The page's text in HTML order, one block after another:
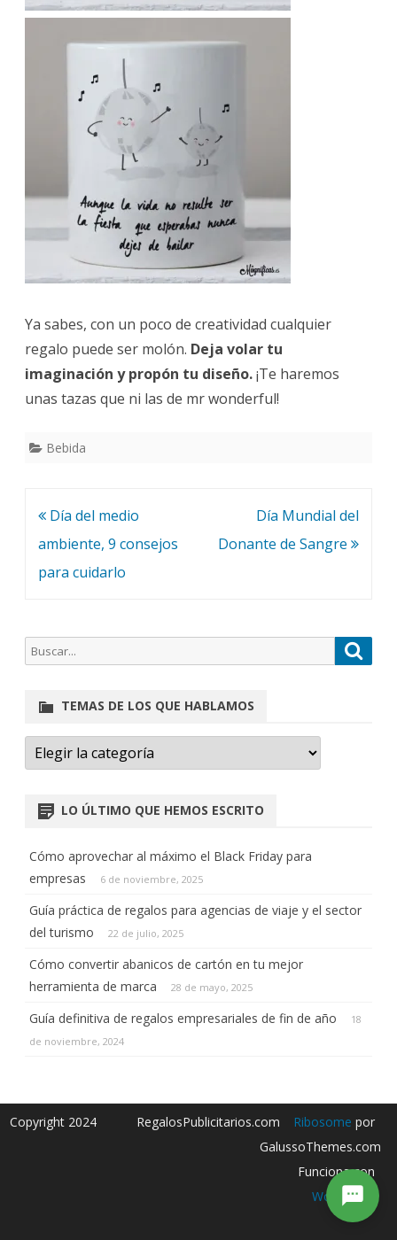
Ya sabes, con un poco de creatividad cualquier
regalo puede ser molón. Deja volar tu
imaginación y propón tu diseño.¡Te haremos
unas tazas que ni las de mr wonderful!
Bebida
Día del medio
ambiente, 9 consejos
para cuidarlo
Día Mundial del
Donante de Sangre
TEMAS DE LOS QUE HABLAMOS
LO ÚLTIMO QUE HEMOS ESCRITO
Cómo aprovechar al máximo el Black Friday para
empresas
6 de noviembre, 2025
Guía práctica de regalos para agencias de viaje y el sector
del turismo
22 de julio, 2025
Cómo convertir abanicos de cartón en tu mejor
herramienta de marca
28 de mayo, 2025
Guía definitiva de regalos empresariales de fin de año
18
de noviembre, 2024
Copyright 2024 RegalosPublicitarios.com Ribosome por
GalussoThemes.com
Funciona con
WordPress
Ángela (Asistente virtual)
hoy?
Envíanos un mensaje
Normalmente respondemos en menos de un minuto.